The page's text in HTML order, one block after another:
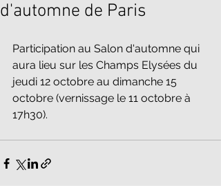
d'automne de Paris
Participation au Salon d'automne qui
aura lieu sur les Champs Elysées du
jeudi 12 octobre au dimanche 15
octobre (vernissage le 11 octobre à
17h30).